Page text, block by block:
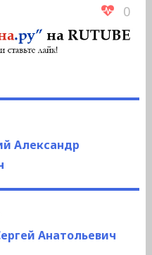
0
Александр
Анатольевич